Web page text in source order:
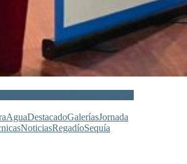
AguaDestacadoGaleríasJornada
NoticiasRegadíoSequía